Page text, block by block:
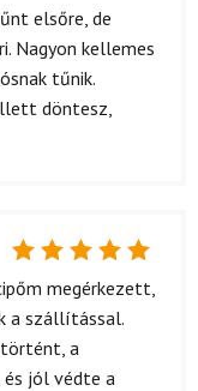
Értékelés:
elsőre, de
Nagyon kellemes
tűnik.
döntesz,
Értékelés:
5
/ 5
megérkezett,
a szállítással.
a
jól védte a